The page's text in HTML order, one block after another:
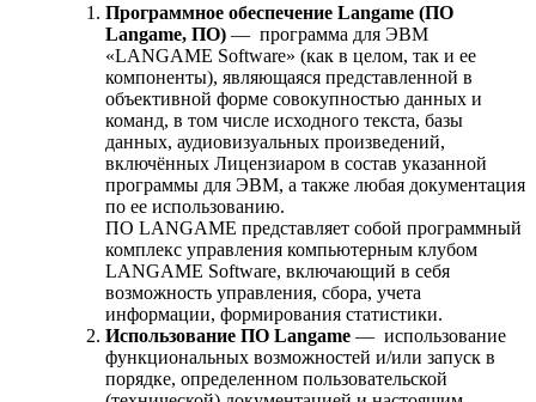
Программное обеспечение Langame (ПО
Langame, ПО) — программа для ЭВМ
«LANGAME Software» (как в целом, так и ее
компоненты), являющаяся представленной в
объективной форме совокупностью данных и
команд, в том числе исходного текста, базы
данных, аудиовизуальных произведений,
включённых Лицензиаром в состав указанной
программы для ЭВМ, а также любая документация
по ее использованию.
ПО LANGAME представляет собой программный
комплекс управления компьютерным клубом
LANGAME Software, включающий в себя
возможность управления, сбора, учета
информации, формирования статистики.
Использование ПО Langame — использование
функциональных возможностей и/или запуск в
порядке, определенном пользовательской